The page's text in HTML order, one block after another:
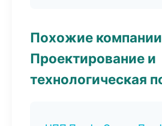
Похожие
Проектирование и
технологическая